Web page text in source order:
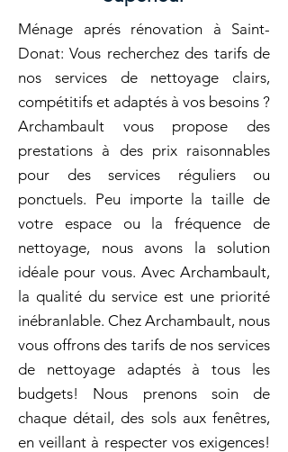
Ménage aprés rénovation à Saint-
Donat: Vous recherchez des tarifs de
nos services de nettoyage clairs,
compétitifs et adaptés à vos besoins ?
Archambault vous propose des
prestations à des prix raisonnables
pour des services réguliers ou
ponctuels. Peu importe la taille de
votre espace ou la fréquence de
nettoyage, nous avons la solution
idéale pour vous. Avec Archambault,
la qualité du service est une priorité
inébranlable. Chez Archambault, nous
vous offrons des tarifs de nos services
de nettoyage adaptés à tous les
budgets! Nous prenons soin de
chaque détail, des sols aux fenêtres,
en veillant à respecter vos exigences!